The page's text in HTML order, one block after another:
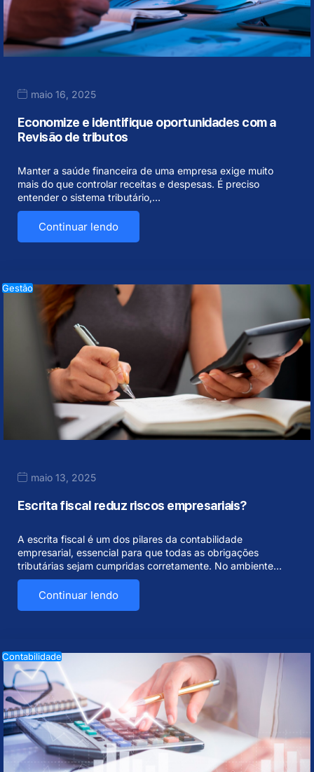
maio 16, 2025
Economize e identifique oportunidades com a
Revisão de tributos
Manter a saúde financeira de uma empresa exige muito
mais do que controlar receitas e despesas. É preciso
entender o sistema tributário,…
Continuar lendo
Gestão
maio 13, 2025
Escrita fiscal reduz riscos empresariais?
A escrita fiscal é um dos pilares da contabilidade
empresarial, essencial para que todas as obrigações
tributárias sejam cumpridas corretamente. No ambiente…
Continuar lendo
Contabilidade